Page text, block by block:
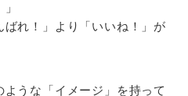
ばれ！」より「いいね！」が
うな「イメージ」を持って